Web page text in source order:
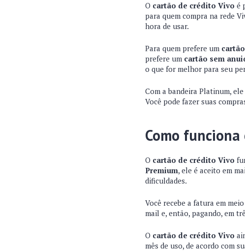
O cartão de crédito Vivo é
para quem compra na rede
hora de usar.
Para quem prefere um
prefere um cartão sem
o que for melhor para seu
Com a bandeira Platinum,
Você pode fazer suas
Como
O cartão de crédito Vivo
Premium, ele é aceito em
dificuldades.
Você recebe a fatura em
mail e, então, pagando, em
O cartão de crédito Vivo
mês de uso, de acordo com